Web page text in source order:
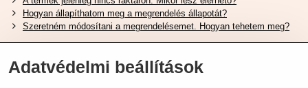
Hogyan állapíthatom meg a megrendelés állapotát?
Szeretném módosítani a megrendelésemet. Hogyan tehetem meg?
Hasznos Linkek
Adatvédelmi beállítások